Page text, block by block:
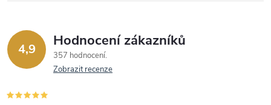
4,9 Hodnocení zákazníků
357 hodnocení
Zobrazit recenze